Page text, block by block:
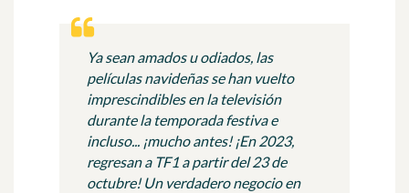
Ya sean amados u odiados, las
películas navideñas se han vuelto
imprescindibles en la televisión
durante la temporada festiva e
incluso... ¡mucho antes! ¡En 2023,
regresan a TF1 a partir del 23 de
octubre! Un verdadero negocio en